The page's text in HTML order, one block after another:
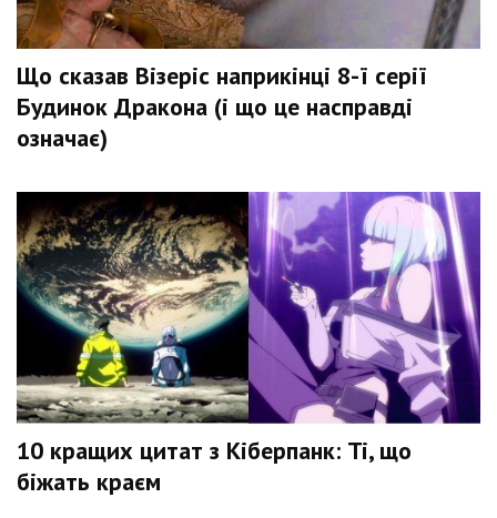
Що сказав Візеріс наприкінці 8-ї серії
Будинок Дракона (і що це насправді
означає)
10 кращих цитат з Кіберпанк: Ті, що
біжать краєм